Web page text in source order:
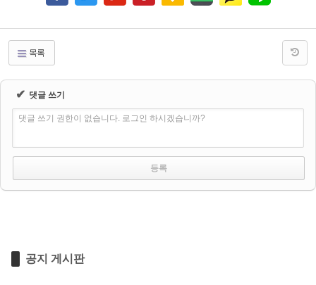
목록
✔ 댓글 쓰기
댓글 쓰기 권한이 없습니다. 로그인 하시겠습니까?
공지 게시판